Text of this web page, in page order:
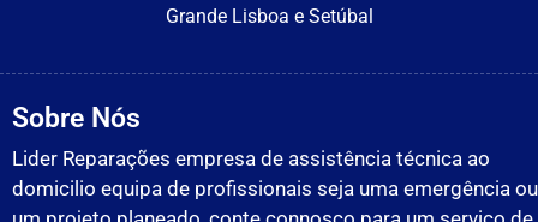
Grande Lisboa e Setúbal
Sobre Nós
Lider Reparações empresa de assistência técnica ao
domicilio equipa de profissionais seja uma emergência ou